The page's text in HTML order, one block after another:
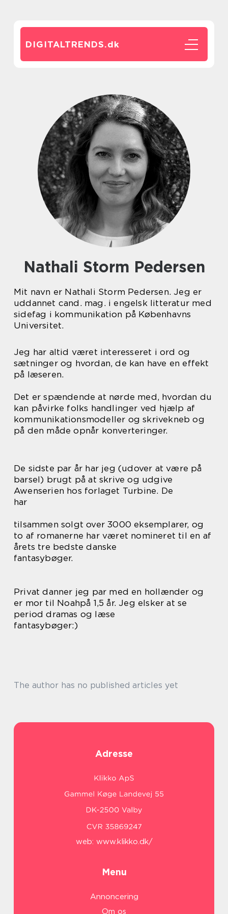
DIGITALTRENDS.dk
Nathali Storm Pedersen
Mit navn er Nathali Storm Pedersen. Jeg er
uddannet cand. mag. i engelsk litteratur med
sidefag i kommunikation på Københavns
Universitet.
Jeg har altid været interesseret i ord og
sætninger og hvordan, de kan have en effekt
på læseren.
Det er spændende at nørde med, hvordan du
kan påvirke folks handlinger ved hjælp af
kommunikationsmodeller og skrivekneb og
på den måde opnår konverteringer.
De sidste par år har jeg (udover at være på
barsel) brugt på at skrive og udgive
Awenserien hos forlaget Turbine. De
har
tilsammen solgt over 3000 eksemplarer, og
to af romanerne har været nomineret til en af
årets tre bedste danske
fantasybøger.
Privat danner jeg par med en hollænder og
er mor til Noahpå 1,5 år. Jeg elsker at se
period dramas og læse
fantasybøger:)
The author has no published articles yet
Adresse
web: www.klikko.dk/
Menu
Annoncering
Om os